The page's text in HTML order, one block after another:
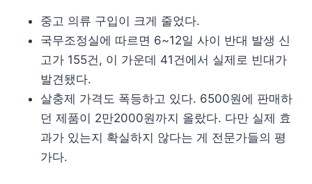
중고 의류 구입이 크게 줄었다.
국무조정실에 따르면 6~12일 사이 반대 발생 신
고가 155건, 이 가운데 41건에서 실제로 빈대가
발견됐다.
살충제 가격도 폭등하고 있다. 6500원에 판매하
던 제품이 2만2000원까지 올랐다. 다만 실제 효
과가 있는지 확실하지 않다는 게 전문가들의 평
가다.